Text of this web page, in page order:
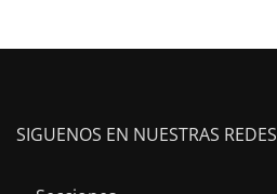
SIGUENOS EN NUESTRAS REDES